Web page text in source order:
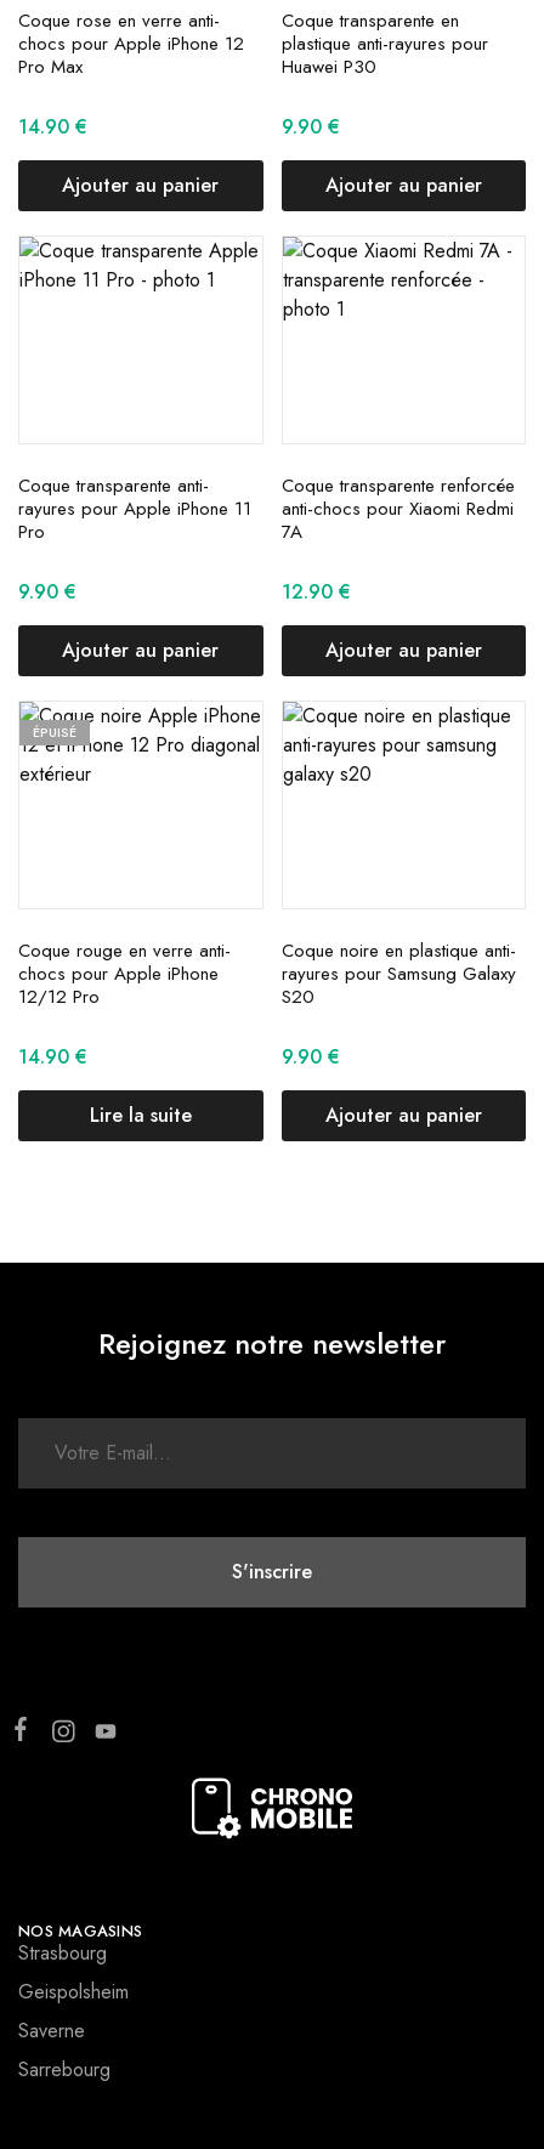
Coque rose en verre anti-
chocs pour Apple iPhone 12
Pro Max
14.90 €
Ajouter au panier
Coque transparente en
plastique anti-rayures pour
Huawei P30
9.90 €
Ajouter au panier
Coque transparente anti-
rayures pour Apple iPhone 11
Pro
9.90 €
Ajouter au panier
Coque transparente renforcée
anti-chocs pour Xiaomi Redmi
7A
12.90 €
Ajouter au panier
ÉPUISÉ
Coque rouge en verre anti-
chocs pour Apple iPhone
12/12 Pro
14.90 €
Lire la suite
Coque noire en plastique anti-
rayures pour Samsung Galaxy
S20
9.90 €
Ajouter au panier
Rejoignez notre newsletter
NOS MAGASINS
Strasbourg
Geispolsheim
Saverne
Sarrebourg